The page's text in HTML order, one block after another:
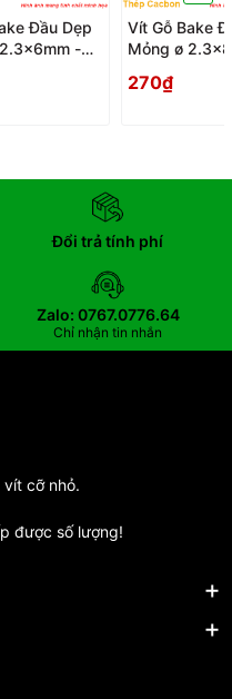
Đầu Dẹp
-
Vít Gỗ Bake
Mỏng ø
Mong
270₫
Đổi trả tính phí
Zalo: 0767.0776.64
Chỉ nhận tin nhắn
cỡ nhỏ.
được số lượng!